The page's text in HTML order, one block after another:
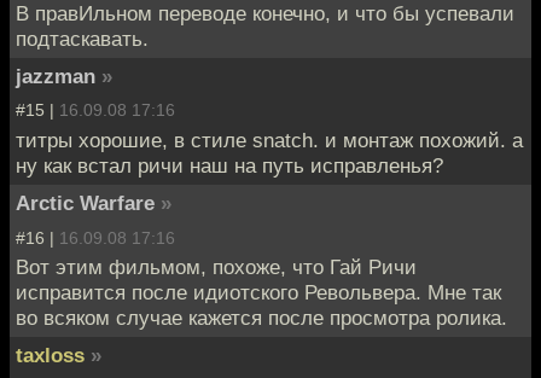
В правИльном переводе конечно, и что бы успевали
подтаскавать.
jazzman »
#15 | 16.09.08 17:16
титры хорошие, в стиле snatch. и монтаж похожий. а
ну как встал ричи наш на путь исправленья?
Arctic Warfare »
#16 | 16.09.08 17:16
Вот этим фильмом, похоже, что Гай Ричи
исправится после идиотского Револьвера. Мне так
во всяком случае кажется после просмотра ролика.
taxloss »